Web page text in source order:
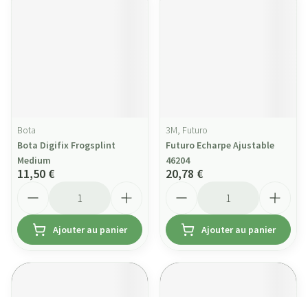
Bota
Bota Digifix Frogsplint
Medium
11,50 €
Ajouter au panier
3M, Futuro
Futuro Echarpe Ajustable
46204
20,78 €
Ajouter au panier